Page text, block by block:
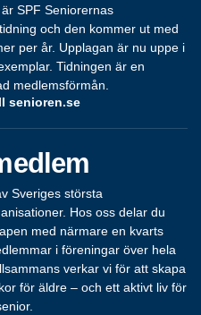
SPF Seniorernas
och den kommer ut med
per år. Upplagan är nu uppe i
Tidningen är en
medlemsförmån.
senioren.se
Sveriges största
Hos oss delar du
med närmare en kvarts
i föreningar över hela
verkar vi för att skapa
för äldre – och ett aktivt liv för